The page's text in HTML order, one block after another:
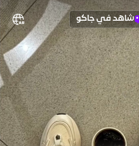
شاهد في جاكو